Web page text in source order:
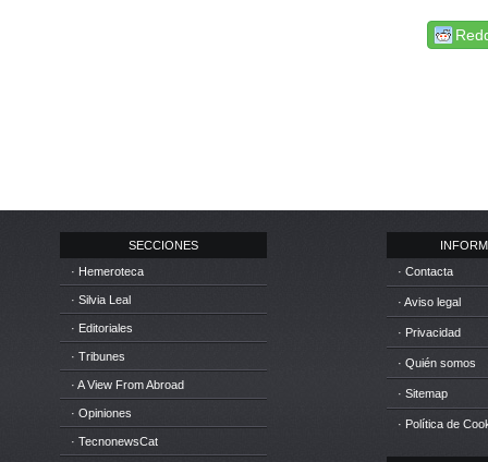
SECCIONES
· Hemeroteca
· Silvia Leal
· Editoriales
· Tribunes
· A View From Abroad
· Opiniones
· TecnonewsCat
· Contacta
· Aviso legal
· Privacidad
· Quién somos
· Sitemap
· Política de